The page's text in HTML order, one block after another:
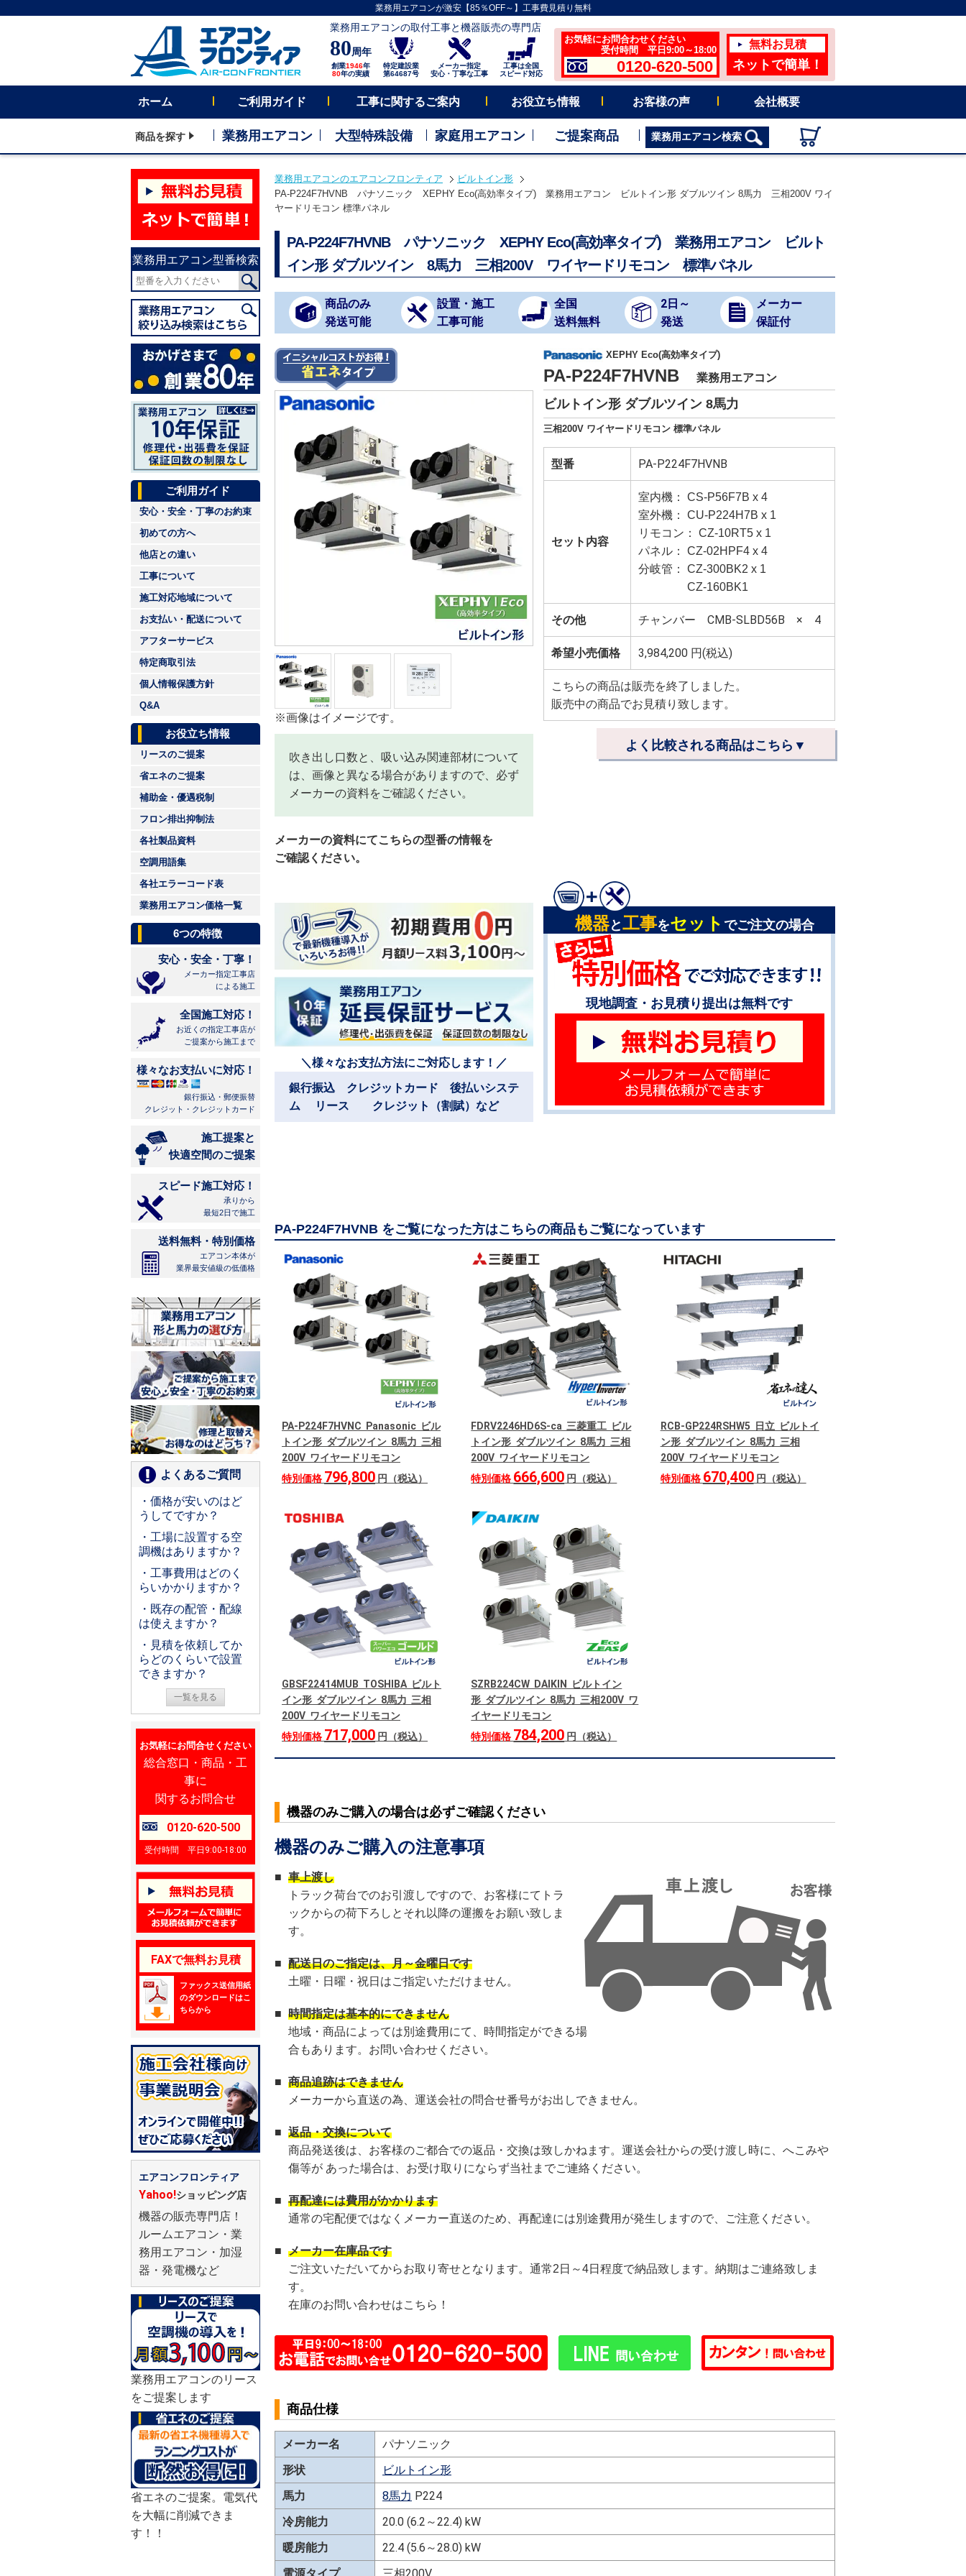
業務用エアコンが激安【85％OFF～】工事費見積り無料
業務用エアコンの取付工事と機器販売の専門店
80周年
創業1946年
80年の実績
特定建設業
第64687号
メーカー指定
安心・丁寧な工事
工事は全国
スピード対応
お気軽にお問合わせください
受付時間 平日9:00～18:00
0120-620-500
無料お見積
ネットで簡単！
ホーム ご利用ガイド 工事に関するご案内 お役立ち情報 お客様の声 会社概要
商品を探す 業務用エアコン 大型特殊設備 家庭用エアコン ご提案商品 業務用エアコン検索
業務用エアコン型番検索
ご利用ガイド
安心・安全・丁寧のお約束
初めての方へ
他店との違い
工事について
施工対応地域について
お支払い・配送について
アフターサービス
特定商取引法
個人情報保護方針
Q&A
お役立ち情報
リースのご提案
省エネのご提案
補助金・優遇税制
フロン排出抑制法
各社製品資料
空調用語集
各社エラーコード表
業務用エアコン価格一覧
6つの特徴
安心・安全・丁寧！
メーカー指定工事店
による施工
全国施工対応！
お近くの指定工事店が
ご提案から施工まで
様々なお支払いに対応！
銀行振込・郵便振替
クレジット・クレジットカード
施工提案と
快適空間のご提案
スピード施工対応！
承りから
最短2日で施工
送料無料・特別価格
エアコン本体が
業界最安値級の低価格
よくあるご質問
・価格が安いのはど
うしてですか？
・工場に設置する空
調機はありますか？
・工事費用はどのく
らいかかりますか？
・既存の配管・配線
は使えますか？
・見積を依頼してか
らどのくらいで設置
できますか？
一覧を見る
お気軽にお問合せください
総合窓口・商品・工
事に
関するお問合せ
0120-620-500
受付時間 平日9:00-18:00
FAXで無料お見積
ファックス送信用紙
のダウンロードはこ
ちらから
エアコンフロンティア
Yahoo!ショッピング店
機器の販売専門店！
ルームエアコン・業
務用エアコン・加湿
器・発電機など
業務用エアコンのリース
をご提案します
省エネのご提案。電気代
を大幅に削減できま
す！！
業務用エアコンのエアコンフロンティア
ビルトイン形
PA-P224F7HVNB パナソニック XEPHY Eco(高効率タイプ) 業務用エアコン ビルトイン形 ダブルツイン 8馬力 三相200V ワイ
ヤードリモコン 標準パネル
PA-P224F7HVNB パナソニック XEPHY Eco(高効率タイプ) 業務用エアコン ビルト
イン形 ダブルツイン 8馬力 三相200V ワイヤードリモコン 標準パネル
商品のみ
発送可能
設置・施工
工事可能
全国
送料無料
2日～
発送
メーカー
保証付
※画像はイメージです。
吹き出し口数と、吸い込み関連部材について
は、画像と異なる場合がありますので、必ず
メーカーの資料をご確認ください。
メーカーの資料にてこちらの型番の情報を
ご確認ください。
XEPHY Eco(高効率タイプ)
PA-P224F7HVNB 業務用エアコン
ビルトイン形 ダブルツイン 8馬力
三相200V ワイヤードリモコン 標準パネル
型番 PA-P224F7HVNB
セット内容
室内機： CS-P56F7B x 4
室外機： CU-P224H7B x 1
リモコン： CZ-10RT5 x 1
パネル： CZ-02HPF4 x 4
分岐管： CZ-300BK2 x 1
CZ-160BK1
その他 チャンバー CMB-SLBD56B × 4
希望小売価格 3,984,200 円(税込)
こちらの商品は販売を終了しました。
販売中の商品でお見積り致します。
よく比較される商品はこちら▼
＼様々なお支払方法にご対応します！／
銀行振込 クレジットカード 後払いシステ
ム リース クレジット（割賦）など
機器と工事をセット でご注文の場合
現地調査・お見積り提出は無料です
PA-P224F7HVNB をご覧になった方はこちらの商品もご覧になっています
PA-P224F7HVNC Panasonic ビル
トイン形 ダブルツイン 8馬力 三相
200V ワイヤードリモコン
特別価格 796,800 円（税込）
FDRV2246HD6S-ca 三菱重工 ビル
トイン形 ダブルツイン 8馬力 三相
200V ワイヤードリモコン
特別価格 666,600 円（税込）
RCB-GP224RSHW5 日立 ビルトイ
ン形 ダブルツイン 8馬力 三相
200V ワイヤードリモコン
特別価格 670,400円（税込）
GBSF22414MUB TOSHIBA ビルト
イン形 ダブルツイン 8馬力 三相
200V ワイヤードリモコン
特別価格 717,000 円（税込）
SZRB224CW DAIKIN ビルトイン
形 ダブルツイン 8馬力 三相200V ワ
イヤードリモコン
特別価格 784,200 円（税込）
機器のみご購入の場合は必ずご確認ください
機器のみご購入の注意事項
■ 車上渡し
トラック荷台でのお引渡しですので、お客様にてトラ
ックからの荷下ろしとそれ以降の運搬をお願い致しま
す。
■ 配送日のご指定は、月～金曜日です
土曜・日曜・祝日はご指定いただけません。
■ 時間指定は基本的にできません
地域・商品によっては別途費用にて、時間指定ができる場
合もあります。お問い合わせください。
■ 商品追跡はできません
メーカーから直送の為、運送会社の問合せ番号がお出しできません。
■ 返品・交換について
商品発送後は、お客様のご都合での返品・交換は致しかねます。運送会社からの受け渡し時に、へこみや
傷等が あった場合は、お受け取りにならず当社までご連絡ください。
■ 再配達には費用がかかります
通常の宅配便ではなくメーカー直送のため、再配達には別途費用が発生しますので、ご注意ください。
■ メーカー在庫品です
ご注文いただいてからお取り寄せとなります。通常2日～4日程度で納品致します。納期はご連絡致しま
す。
在庫のお問い合わせはこちら！
商品仕様
メーカー名
パナソニック
形状
ビルトイン形
馬力
8馬力 P224
冷房能力
20.0 (6.2～22.4) kW
暖房能力
22.4 (5.6～28.0) kW